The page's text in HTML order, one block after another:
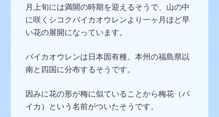
月上旬には満開の時期を迎えるそうで、山の中
に咲くシコクバイカオウレンより一ヶ月ほど早
い花の展開になっています。
バイカオウレンは日本固有種。本州の福島県以
南と四国に分布するそうです。
因みに花の形が梅に似ていることから梅花（バ
イカ）という名前がついたそうです。